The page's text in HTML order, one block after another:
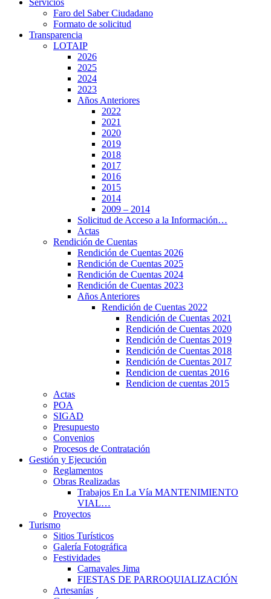
Servicios
Faro del Saber Ciudadano
Formato de solicitud
Transparencia
LOTAIP
2026
2025
2024
2023
Años Anteriores
2022
2021
2020
2019
2018
2017
2016
2015
2014
2009 – 2014
Solicitud de Acceso a la Información…
Actas
Rendición de Cuentas
Rendición de Cuentas 2026
Rendición de Cuentas 2025
Rendición de Cuentas 2024
Rendición de Cuentas 2023
Años Anteriores
Rendición de Cuentas 2022
Rendición de Cuentas 2021
Rendición de Cuentas 2020
Rendición de Cuentas 2019
Rendición de Cuentas 2018
Rendición de Cuentas 2017
Rendicion de cuentas 2016
Rendicion de cuentas 2015
Actas
POA
SIGAD
Presupuesto
Convenios
Procesos de Contratación
Gestión y Ejecución
Reglamentos
Obras Realizadas
Trabajos En La Vía MANTENIMIENTO
VIAL…
Proyectos
Turismo
Sitios Turísticos
Galería Fotográfica
Festividades
Carnavales Jima
FIESTAS DE PARROQUIALIZACIÓN
Artesanías